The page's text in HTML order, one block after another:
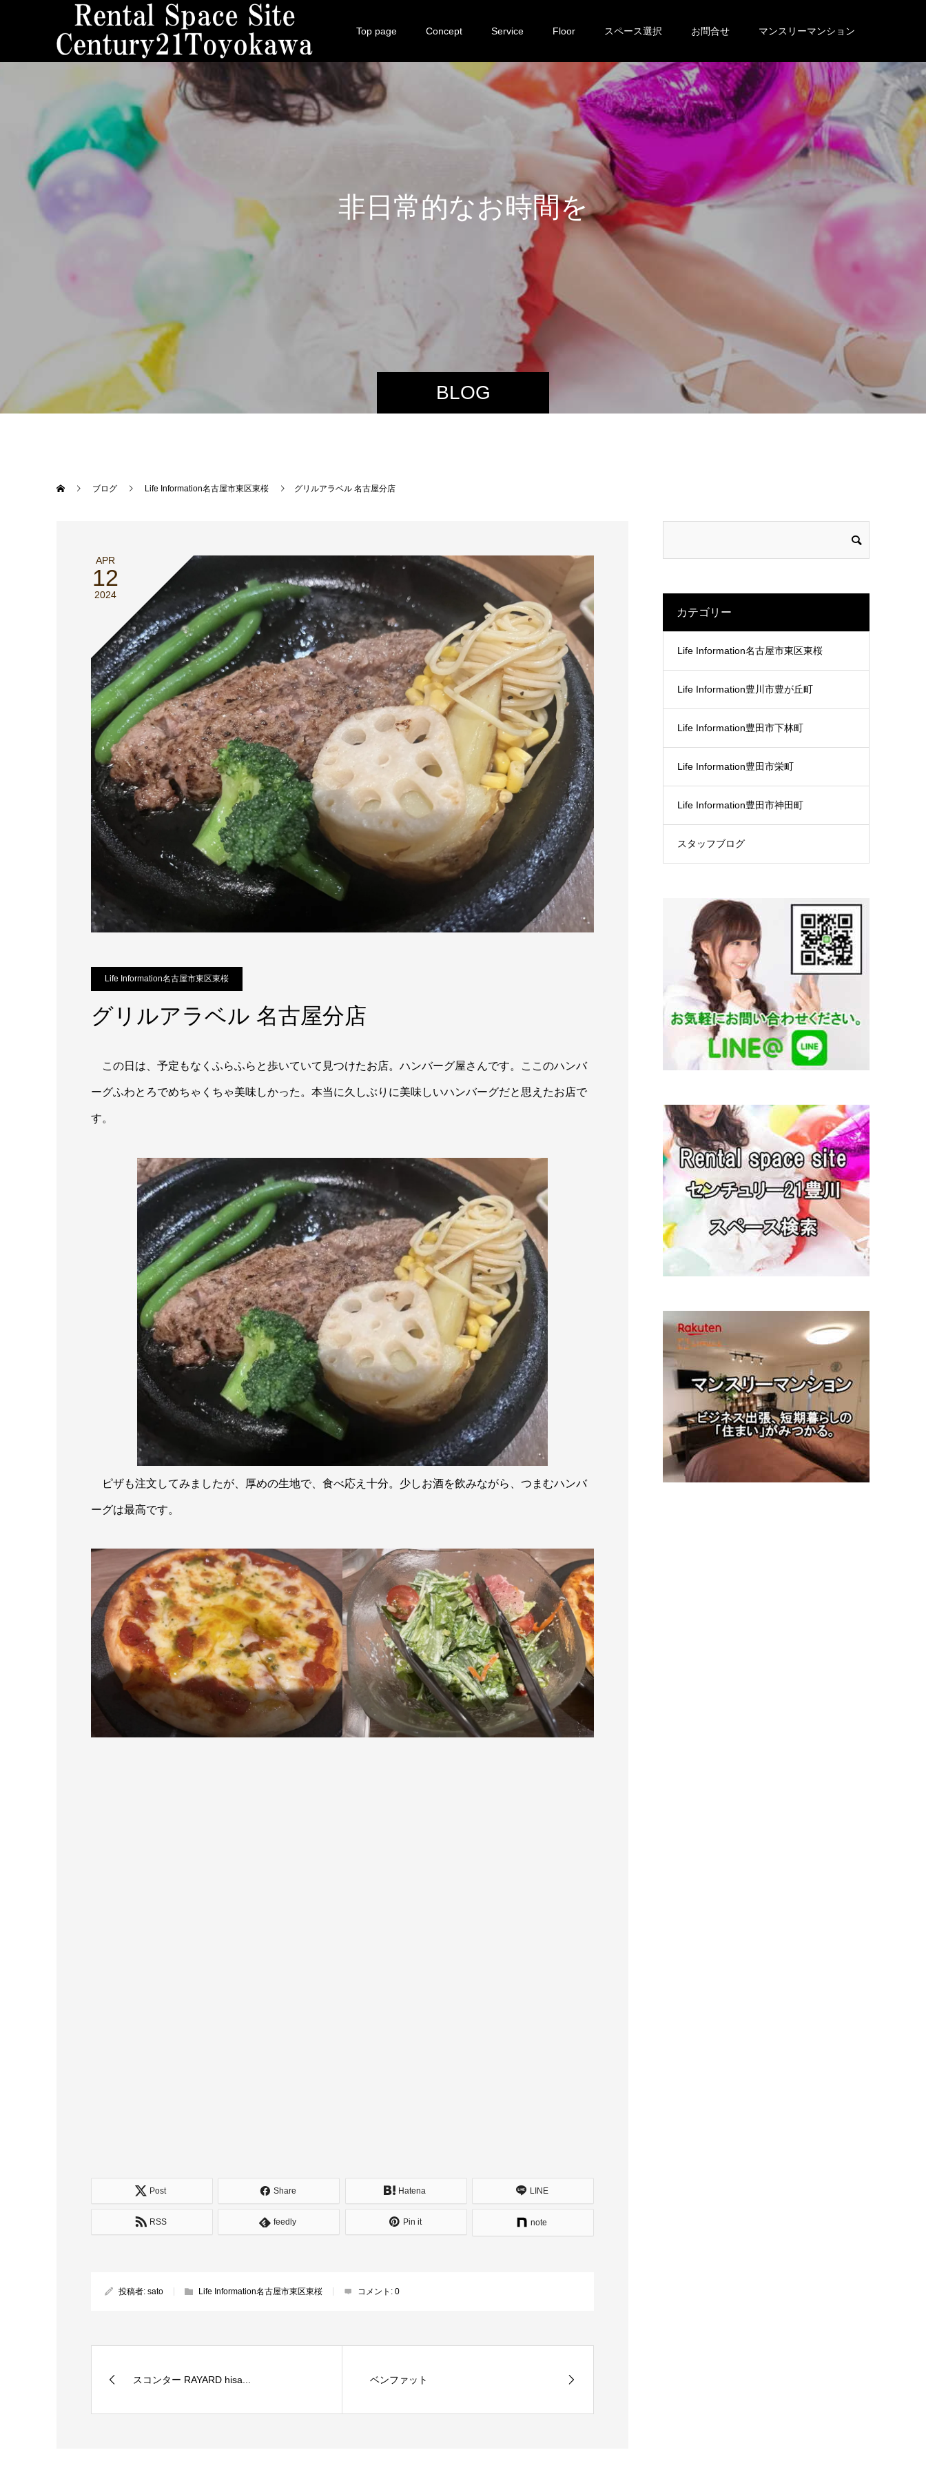
Top page Concept Service Floor スペース選択 お問合せ マンスリーマンション
BLOG
非 日 常 的 なお時間を
お 楽 し みく ださい。
ブログ Life Information名古屋市東区東桜 グリルアラベル 名古屋分店
APR
12
2024
Life Information名古屋市東区東桜
グリルアラベル 名古屋分店
この日は、予定もなくふらふらと歩いていて見つけたお店。ハンバーグ屋さんです。ここのハンバ
ーグふわとろでめちゃくちゃ美味しかった。本当に久しぶりに美味しいハンバーグだと思えたお店で
す。
ピザも注文してみましたが、厚めの生地で、食べ応え十分。少しお酒を飲みながら、つまむハンバ
ーグは最高です。
Post Share Hatena LINE
RSS feedly Pin it note
投稿者: sato Life Information名古屋市東区東桜 コメント: 0
スコンター RAYARD hisa... ベンファット
カテゴリー
Life Information名古屋市東区東桜
Life Information豊川市豊が丘町
Life Information豊田市下林町
Life Information豊田市栄町
Life Information豊田市神田町
スタッフブログ